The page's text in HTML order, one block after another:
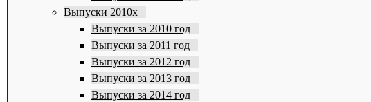
Выпуски 2010х
Выпуски за 2010 год
Выпуски за 2011 год
Выпуски за 2012 год
Выпуски за 2013 год
Выпуски за 2014 год